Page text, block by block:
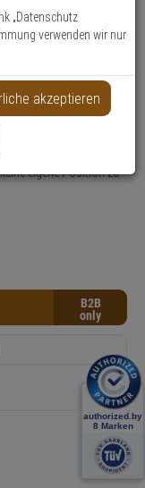
beziehungsweise den
wird auf einen
eigene Position zu
B2B
„Datenschutz
verwenden wir nur
akzeptieren